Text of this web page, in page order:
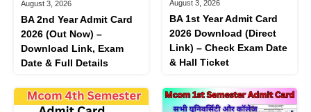
August 3, 2026
BA 2nd Year Admit Card
2026 (Out Now) –
Download Link, Exam
Date & Full Details
August 3, 2026
BA 1st Year Admit Card
2026 Download (Direct
Link) – Check Exam Date
& Hall Ticket